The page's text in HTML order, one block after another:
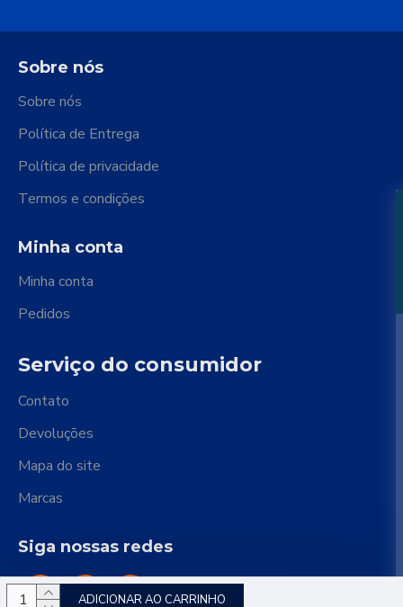
ADICIONAR AO CARRINHO
Sobre nós
Sobre nós
Política de Entrega
Política de privacidade
Termos e condições
Minha conta
Minha conta
Pedidos
Serviço do consumidor
Contato
Devoluções
Mapa do site
Marcas
Siga nossas redes